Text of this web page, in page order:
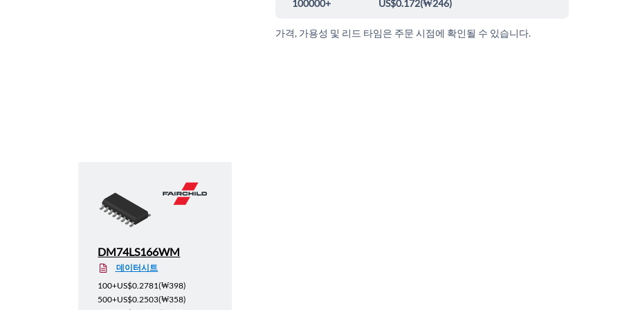
100000+ US$0.172(₩246)
가격, 가용성 및 리드 타임은 주문 시점에 확인될 수 있습니다.
DM74LS166WM
데이터시트
100+US$0.2781(₩398)
500+US$0.2503(₩358)